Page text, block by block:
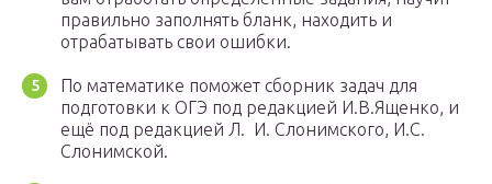
правильно заполнять бланк, находить и
отрабатывать свои ошибки.
По математике поможет сборник задач для
подготовки к ОГЭ под редакцией И.В.Ященко, и
ещё под редакцией Л. И. Слонимского, И.С.
Слонимской.